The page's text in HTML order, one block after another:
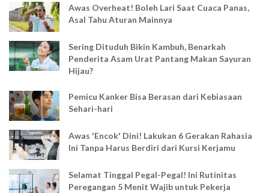
Awas Overheat! Boleh Lari Saat Cuaca Panas,
Asal Tahu Aturan Mainnya
Sering Dituduh Bikin Kambuh, Benarkah
Penderita Asam Urat Pantang Makan Sayuran
Hijau?
Pemicu Kanker Bisa Berasan dari Kebiasaan
Sehari-hari
Awas 'Encok' Dini! Lakukan 6 Gerakan Rahasia
Ini Tanpa Harus Berdiri dari Kursi Kerjamu
Selamat Tinggal Pegal-Pegal! Ini Rutinitas
Peregangan 5 Menit Wajib untuk Pekerja